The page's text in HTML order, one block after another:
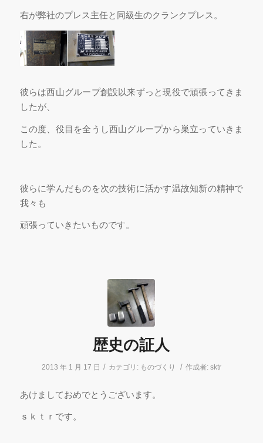
右が弊社のプレス主任と同級生のクランクプレス。
彼らは西山グループ創設以来ずっと現役で頑張ってきま
したが、
この度、役目を全うし西山グループから巣立っていきま
した。
彼らに学んだものを次の技術に活かす温故知新の精神で
我々も
頑張っていきたいものです。
歴史の証人
2013 年 1 月 17 日 / カテゴリ: ものづくり / 作成者: sktr
あけましておめでとうございます。
ｓｋｔｒです。